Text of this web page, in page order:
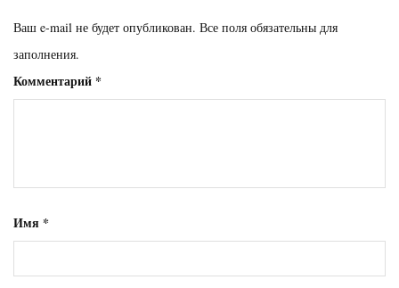
Ваш e-mail не будет опубликован. Все поля обязательны для
заполнения.
Комментарий *
Имя *